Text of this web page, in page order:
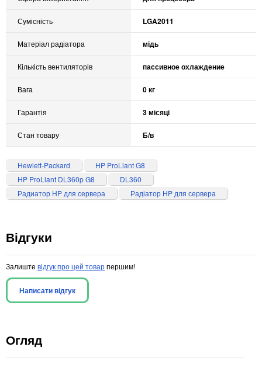
Сумісність LGA2011
Матеріал радіатора мідь
Кількість вентиляторів пассивное охлаждение
Вага 0 кг
Гарантія 3 місяці
Стан товару Б/в
Hewlett-Packard
HP ProLiant G8
HP ProLiant DL360p G8
DL360
Радиатор HP для сервера
Радіатор HP для сервера
Відгуки
Залиште відгук про цей товарпершим!
Написати відгук
Огляд